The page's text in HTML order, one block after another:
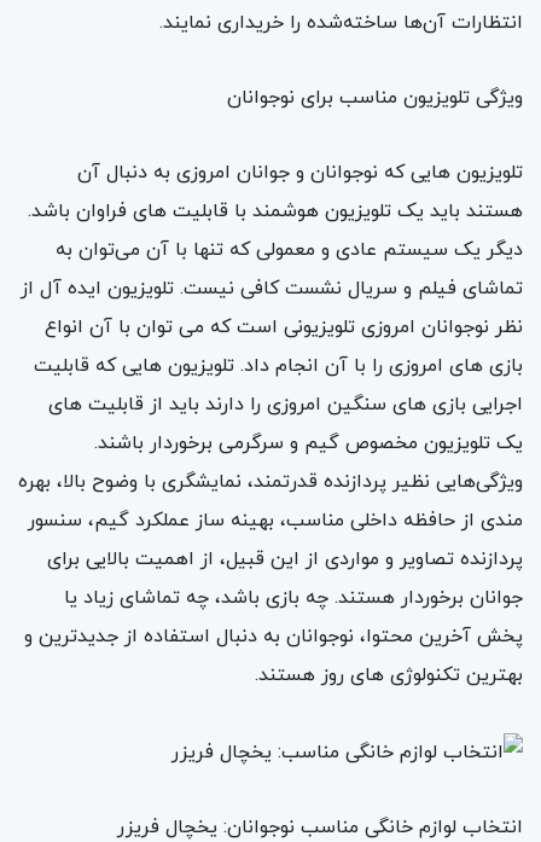
انتظارات آن‌ها ساخته‌شده را خریداری نمایند.
ویژگی تلویزیون مناسب برای نوجوانان
تلویزیون هایی که نوجوانان و جوانان امروزی به دنبال آن
هستند باید یک تلویزیون هوشمند با قابلیت های فراوان باشد.
دیگر یک سیستم عادی و معمولی که تنها با آن می‌توان به
تماشای فیلم و سریال نشست کافی نیست. تلویزیون ایده آل از
نظر نوجوانان امروزی تلویزیونی است که می توان با آن انواع
بازی های امروزی را با آن انجام داد. تلویزیون هایی که قابلیت
اجرایی بازی های سنگین امروزی را دارند باید از قابلیت های
یک تلویزیون مخصوص گیم و سرگرمی برخوردار باشند.
ویژگی‌هایی نظیر پردازنده قدرتمند، نمایشگری با وضوح بالا، بهره
مندی از حافظه داخلی مناسب، بهینه ساز عملکرد گیم، سنسور
پردازنده تصاویر و مواردی از این قبیل، از اهمیت بالایی برای
جوانان برخوردار هستند. چه بازی باشد، چه تماشای زیاد یا
پخش آخرین محتوا، نوجوانان به دنبال استفاده از جدیدترین و
بهترین تکنولوژی های روز هستند.
انتخاب لوازم خانگی مناسب نوجوانان: یخچال فریزر